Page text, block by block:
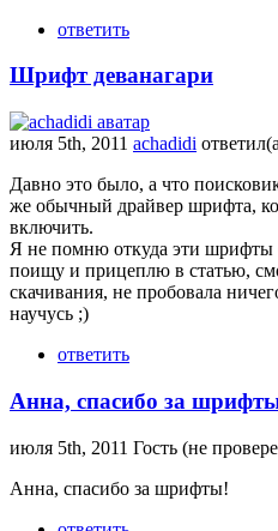
ответить
Шрифт деванагари
июля 5th, 2011 achadidi
Давно это было, а что
же обычный драйвер шрифта,
включить.
Я не помню откуда эти шрифты
поищу и прицеплю в статью,
скачивания, не пробовала
научусь ;)
ответить
Анна, спасибо за
июля 5th, 2011 Гость (не
Анна, спасибо за шрифты!